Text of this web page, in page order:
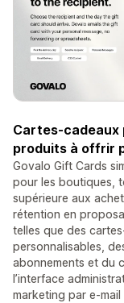
Cartes-cadeaux
produits à offrir
Govalo Gift Cards
pour les boutiques,
supérieure aux
rétention en
telles que des
personnalisables,
abonnements et du
l’interface
marketing par e-